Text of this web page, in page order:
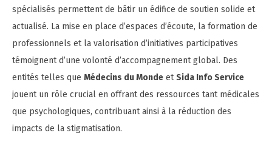
spécialisés permettent de bâtir un édifice de soutien solide et
actualisé. La mise en place d’espaces d’écoute, la formation de
professionnels et la valorisation d’initiatives participatives
témoignent d’une volonté d’accompagnement global. Des
entités telles que Médecins du Monde etSida Info Service
jouent un rôle crucial en offrant des ressources tant médicales
que psychologiques, contribuant ainsi à la réduction des
impacts de la stigmatisation.